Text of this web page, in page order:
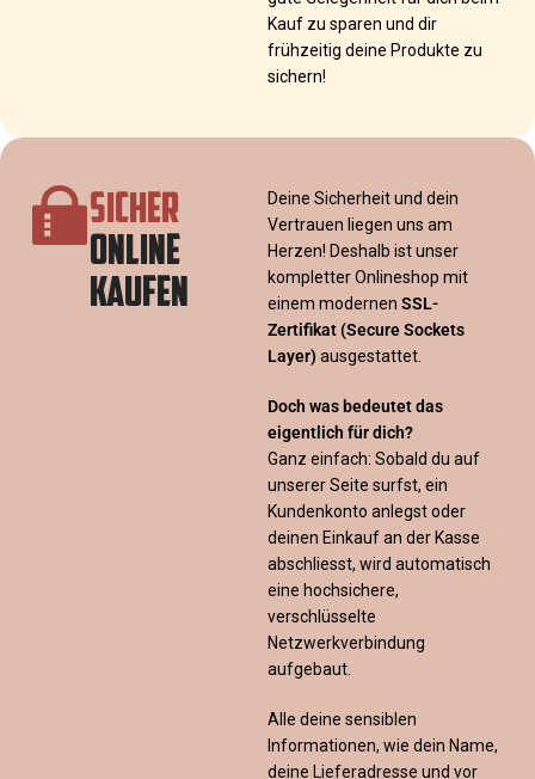
Kauf zu sparen und dir
frühzeitig deine Produkte zu
sichern!
SICHER
ONLINE
KAUFEN
Deine Sicherheit und dein
Vertrauen liegen uns am
Herzen! Deshalb ist unser
kompletter Onlineshop mit
einem modernen SSL-
Zertifikat (Secure Sockets
Layer) ausgestattet.
Doch was bedeutet das
eigentlich für dich?
Ganz einfach: Sobald du auf
unserer Seite surfst, ein
Kundenkonto anlegst oder
deinen Einkauf an der Kasse
abschliesst, wird automatisch
eine hochsichere,
verschlüsselte
Netzwerkverbindung
aufgebaut.
Alle deine sensiblen
Informationen, wie dein Name,
deine Lieferadresse und vor